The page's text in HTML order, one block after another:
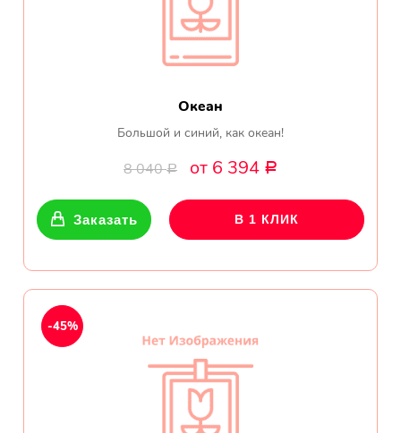
Океан
Большой и синий, как океан!
8 040Р от 6 394 Р
Заказать В 1 КЛИК
-45%